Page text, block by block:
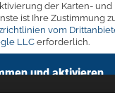
der Karten- und
ist Ihre Zustimmung
vom
LLCerforderlich.
und aktivieren